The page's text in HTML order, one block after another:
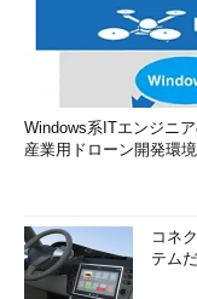
移動になるため）不
などのために複数の
ウィンドウとその中
に対応しているわけ
て、あるIEのウィン
も（理屈の上では）
タブを移動させるの
ッグし、デスクトップ
ブ）に変更されるし
Windows系ITエンジニ
産業用ドローン開発環境
コネ
テム